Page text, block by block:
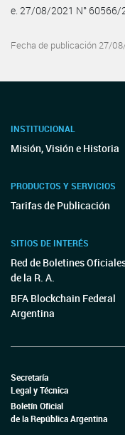
e. 27/08/2021 N° 60566/
Fecha de publicación 27/
INSTITUCIONAL
Misión, Visión e Historia
PRODUCTOS Y SERVICIOS
Tarifas de Publicación
SITIOS DE INTERÉS
Red de Boletines
de la R. A.
BFA Blockchain Federal
Argentina
Secretaría
Legal y Técnica
Boletín Oficial
de la República Argentina